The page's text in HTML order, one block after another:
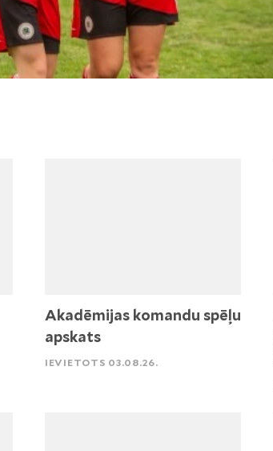
Akadēmijas komandu spēļu
apskats
IEVIETOTS 03.08.26.